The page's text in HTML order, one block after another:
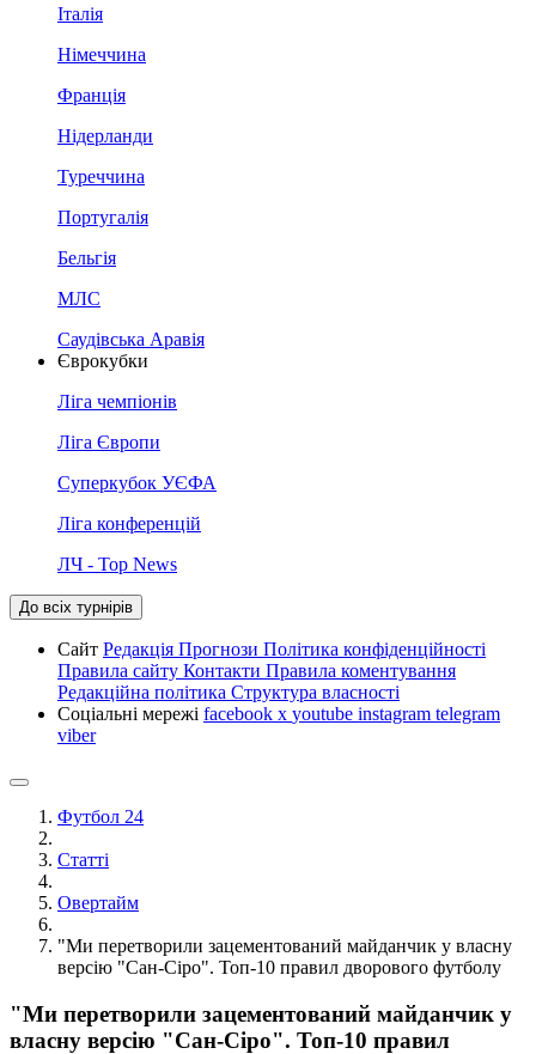
Італія
Німеччина
Франція
Нідерланди
Туреччина
Португалія
Бельгія
МЛС
Саудівська Аравія
Єврокубки
Ліга чемпіонів
Ліга Європи
Суперкубок УЄФА
Ліга конференцій
ЛЧ - Top News
До всіх турнірів
Сайт Редакція Прогнози Політика конфіденційності
Правила сайту Контакти Правила коментування
Редакційна політика Структура власності
Соціальні мережі facebook x youtube instagram telegram
viber
Футбол 24
Статті
Овертайм
"Ми перетворили зацементований майданчик у власну
версію "Сан-Сіро". Топ-10 правил дворового футболу
"Ми перетворили зацементований майданчик у
власну версію "Сан-Сіро". Топ-10 правил